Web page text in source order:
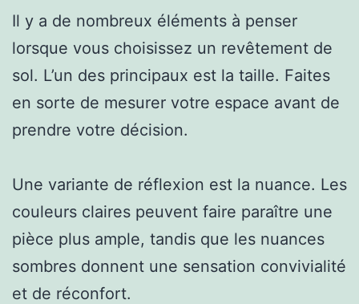
Il y a de nombreux éléments à penser
lorsque vous choisissez un revêtement de
sol. L’un des principaux est la taille. Faites
en sorte de mesurer votre espace avant de
prendre votre décision.
Une variante de réflexion est la nuance. Les
couleurs claires peuvent faire paraître une
pièce plus ample, tandis que les nuances
sombres donnent une sensation convivialité
et de réconfort.